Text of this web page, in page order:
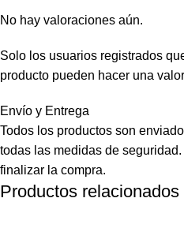
No hay valoraciones aún.
Solo los usuarios registrados
producto pueden hacer una
Envío y Entrega
Todos los productos son
todas las medidas de
finalizar la compra.
Productos relacionados